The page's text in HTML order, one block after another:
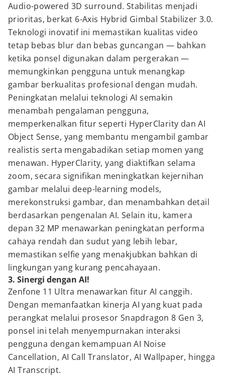
Audio-powered 3D surround. Stabilitas menjadi
prioritas, berkat 6-Axis Hybrid Gimbal Stabilizer 3.0.
Teknologi inovatif ini memastikan kualitas video
tetap bebas blur dan bebas guncangan — bahkan
ketika ponsel digunakan dalam pergerakan —
memungkinkan pengguna untuk menangkap
gambar berkualitas profesional dengan mudah.
Peningkatan melalui teknologi AI semakin
menambah pengalaman pengguna,
memperkenalkan fitur seperti HyperClarity dan AI
Object Sense, yang membantu mengambil gambar
realistis serta mengabadikan setiap momen yang
menawan. HyperClarity, yang diaktifkan selama
zoom, secara signifikan meningkatkan kejernihan
gambar melalui deep-learning models,
merekonstruksi gambar, dan menambahkan detail
berdasarkan pengenalan AI. Selain itu, kamera
depan 32 MP menawarkan peningkatan performa
cahaya rendah dan sudut yang lebih lebar,
memastikan selfie yang menakjubkan bahkan di
lingkungan yang kurang pencahayaan.
3. Sinergi dengan AI!
Zenfone 11 Ultra menawarkan fitur AI canggih.
Dengan memanfaatkan kinerja AI yang kuat pada
perangkat melalui prosesor Snapdragon 8 Gen 3,
ponsel ini telah menyempurnakan interaksi
pengguna dengan kemampuan AI Noise
Cancellation, AI Call Translator, AI Wallpaper, hingga
AI Transcript.